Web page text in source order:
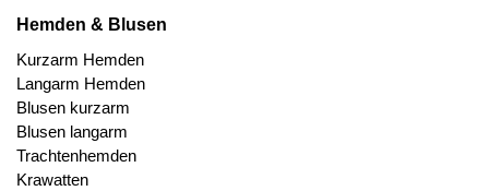
Hemden & Blusen
Kurzarm Hemden
Langarm Hemden
Blusen kurzarm
Blusen langarm
Trachtenhemden
Krawatten